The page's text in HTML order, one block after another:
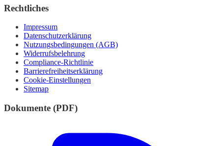
Rechtliches
Impressum
Datenschutzerklärung
Nutzungsbedingungen (AGB)
Widerrufsbelehrung
Compliance-Richtlinie
Barrierefreiheitserklärung
Cookie-Einstellungen
Sitemap
Dokumente (PDF)